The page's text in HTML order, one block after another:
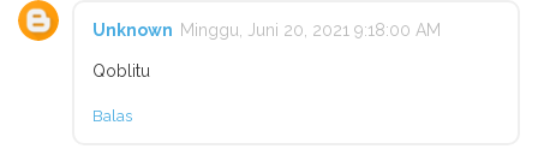
Unknown Minggu, Juni 20, 2021 9:18:00 AM
Qoblitu
Balas